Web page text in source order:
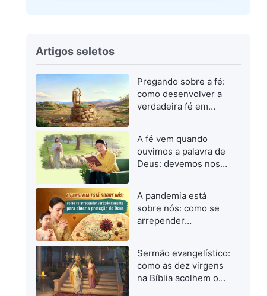
Artigos seletos
Pregando sobre a fé:
como desenvolver a
verdadeira fé em
A fé vem quando
ouvimos a palavra de
Deus: devemos nos
quando investigamos
o caminho verdadeiro
A pandemia está
sobre nós: como se
arrepender
Deus
Sermão evangelístico:
como as dez virgens
na Bíblia acolhem o